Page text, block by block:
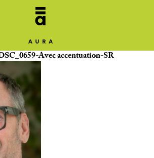
Avec accentuation-SR